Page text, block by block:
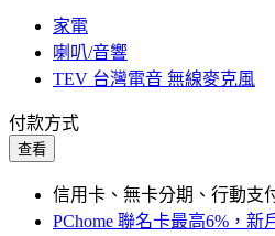
家電
喇叭/音響
TEV 台灣電音 無線麥克風
付款方式
查看
信用卡、無卡分期、行動支
PChome 聯名卡最高6%，新